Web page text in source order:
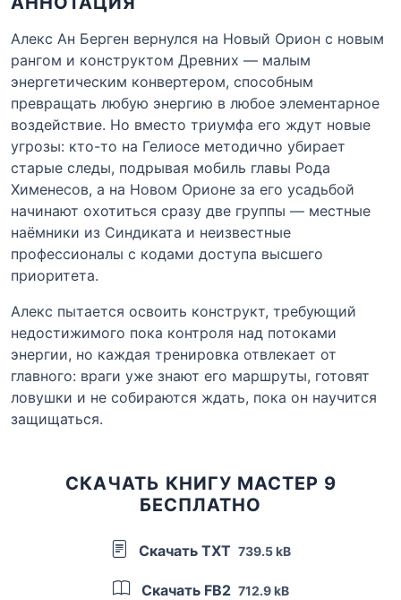
Алекс Ан Берген вернулся на Новый Орион с новым
рангом и конструктом Древних — малым
энергетическим конвертером, способным
превращать любую энергию в любое элементарное
воздействие. Но вместо триумфа его ждут новые
угрозы: кто-то на Гелиосе методично убирает
старые следы, подрывая мобиль главы Рода
Хименесов, а на Новом Орионе за его усадьбой
начинают охотиться сразу две группы — местные
наёмники из Синдиката и неизвестные
профессионалы с кодами доступа высшего
приоритета.
Алекс пытается освоить конструкт, требующий
недостижимого пока контроля над потоками
энергии, но каждая тренировка отвлекает от
главного: враги уже знают его маршруты, готовят
ловушки и не собираются ждать, пока он научится
защищаться.
СКАЧАТЬ КНИГУ МАСТЕР 9
БЕСПЛАТНО
Скачать TXT 739.5 kB
Скачать FB2 712.9 kB